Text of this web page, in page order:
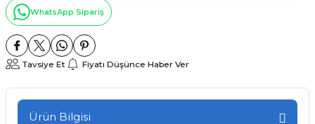
WhatsApp Sipariş
Tavsiye Et Fiyatı Düşünce Haber Ver
Ürün Bilgisi